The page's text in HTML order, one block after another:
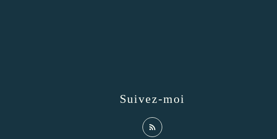
Suivez-moi